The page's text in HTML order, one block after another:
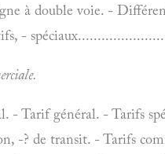
à double voie. -
-
- Tarif général. - Tarifs
-? de transit. - Tarifs